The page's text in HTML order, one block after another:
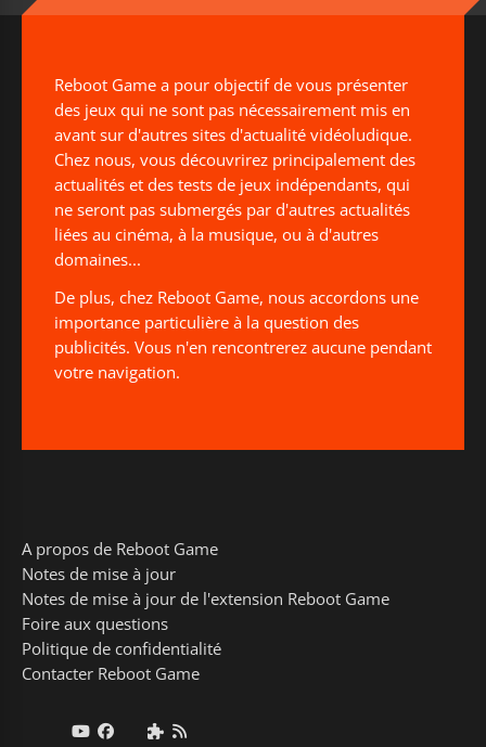
Reboot Game a pour objectif de vous présenter
des jeux qui ne sont pas nécessairement mis en
avant sur d'autres sites d'actualité vidéoludique.
Chez nous, vous découvrirez principalement des
actualités et des tests de jeux indépendants, qui
ne seront pas submergés par d'autres actualités
liées au cinéma, à la musique, ou à d'autres
domaines...
De plus, chez Reboot Game, nous accordons une
importance particulière à la question des
publicités. Vous n'en rencontrerez aucune pendant
votre navigation.
A propos de Reboot Game
Notes de mise à jour
Notes de mise à jour de l'extension Reboot Game
Foire aux questions
Politique de confidentialité
Contacter Reboot Game